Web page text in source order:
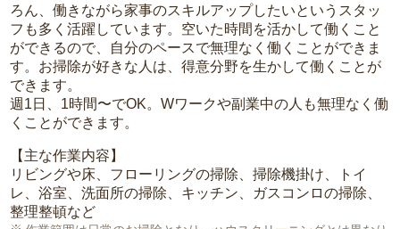
ろん、働きながら家事のスキルアップしたいというスタッ
フも多く活躍しています。空いた時間を活かして働くこと
ができるので、自分のペースで無理なく働くことができま
す。お掃除が好きな人は、得意分野を生かして働くことが
できます。
週1日、1時間〜でOK。Wワークや副業中の人も無理なく働
くことができます。
【主な作業内容】
リビングや床、フローリングの掃除、掃除機掛け、トイ
レ、浴室、洗面所の掃除、キッチン、ガスコンロの掃除、
整理整頓など